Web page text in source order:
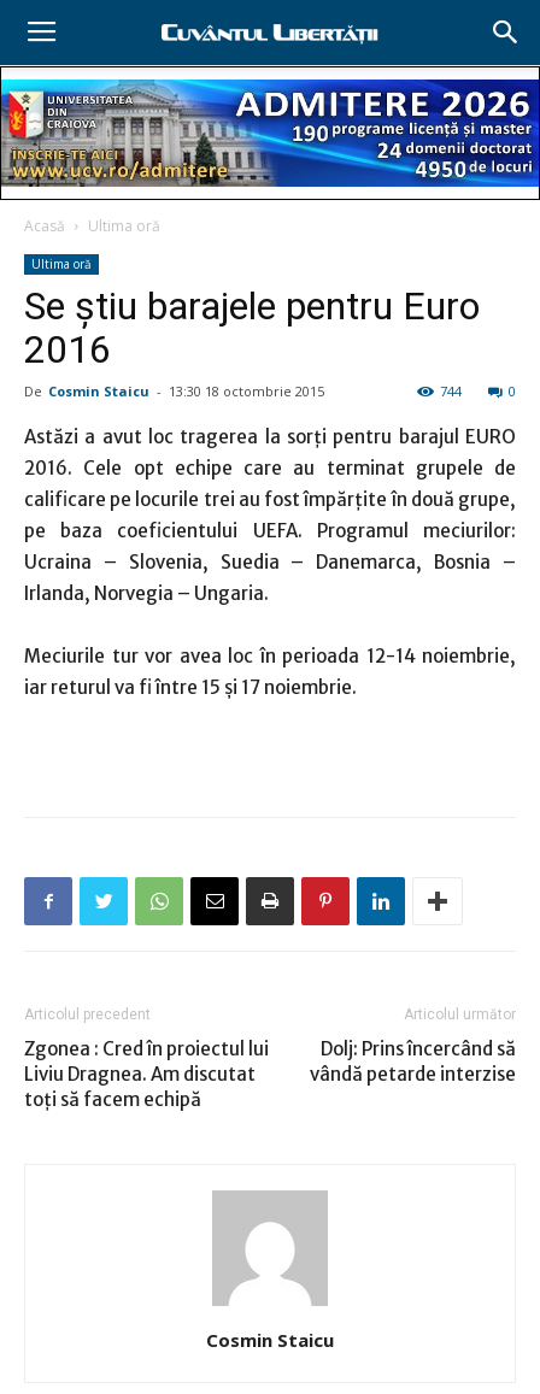
Acasă Ultima oră
Ultima oră
Se ştiu barajele pentru Euro
2016
De Cosmin Staicu - 13:30 18 octombrie 2015 0
744
Astăzi a avut loc tragerea la sorți pentru barajul EURO
2016. Cele opt echipe care au terminat grupele de
calificare pe locurile trei au fost împărțite în două grupe,
pe baza coeficientului UEFA. Programul meciurilor:
Ucraina – Slovenia, Suedia – Danemarca, Bosnia –
Irlanda, Norvegia – Ungaria.
Meciurile tur vor avea loc în perioada 12-14 noiembrie,
iar returul va fi între 15 și 17 noiembrie.
Articolul precedent
Zgonea : Cred în proiectul lui
Liviu Dragnea. Am discutat
toţi să facem echipă
Articolul următor
Dolj: Prins încercând să
vândă petarde interzise
Cosmin Staicu